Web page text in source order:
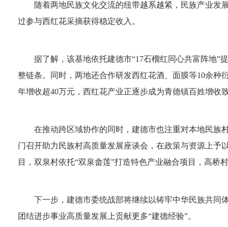
随着两地民族文化交流的纽带越系越紧，民族产业发
过参与西红花采摘获得稳定收入。
据了解，该基地依托建德市“17石榴红同心共富阵地
整链条。同时，两地还合作研发西红花酒、面膜等10余种
年增收超40万元，西红花产业正逐步成为青德镇百姓增收
在推动跨区域协作的同时，建德市也注重对本地民族
门召开助力民族村高质量发展座谈会，在政策与资源上予
目，双泉村依托“双泉畲莲”打造特色产业融合项目，高
下一步，建德市委统战部将继续以铸牢中华民族共同
团结进步事业高质量发展上贡献更多“建德经验”。